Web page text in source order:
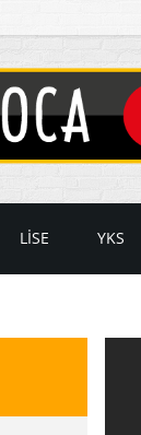
LİSE
11. Sınıf Videoları
YKS